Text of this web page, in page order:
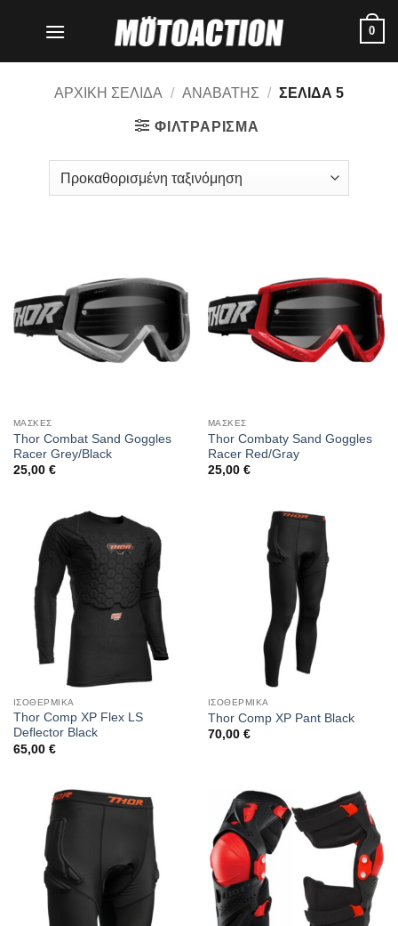
0
ΑΡΧΙΚΗ ΣΕΛΙΔΑ / ΑΝΑΒΑΤΗΣ / ΣΕΛΙΔΑ 5
ΦΙΛΤΡΑΡΙΣΜΑ
ΜΑΣΚΕΣ
Thor Combat Sand Goggles
Racer Grey/Black
25,00 €
ΜΑΣΚΕΣ
Thor Combaty Sand Goggles
Racer Red/Gray
25,00 €
ΙΣΟΘΕΡΜΙΚΑ
Thor Comp XP Flex LS
Deflector Black
65,00 €
ΙΣΟΘΕΡΜΙΚΑ
Thor Comp XP Pant Black
70,00 €